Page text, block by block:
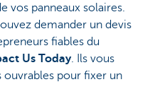
vos panneaux solaires.
demander un devis
fiables du
Us Today. Ils vous
pour fixer un